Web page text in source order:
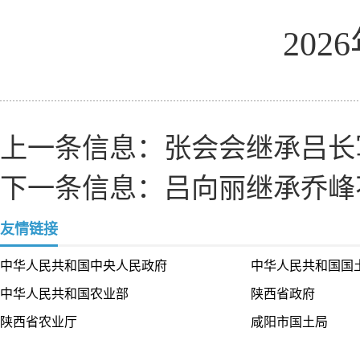
2026
上一条信息： 张会会继承吕
下一条信息：
吕向丽继承乔
友情链接
中华人民共和国中央人民政府 中华人民共和国国
中华人民共和国农业部 陕西省政府
陕西省农业厅 咸阳市国土局